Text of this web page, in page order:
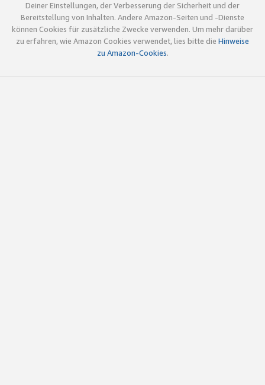
Deiner Einstellungen, der Verbesserung der Sicherheit und der
Bereitstellung von Inhalten. Andere Amazon-Seiten und -Dienste
können Cookies für zusätzliche Zwecke verwenden. Um mehr darüber
zu erfahren, wie Amazon Cookies verwendet, lies bitte die Hinweise
zu Amazon-Cookies.